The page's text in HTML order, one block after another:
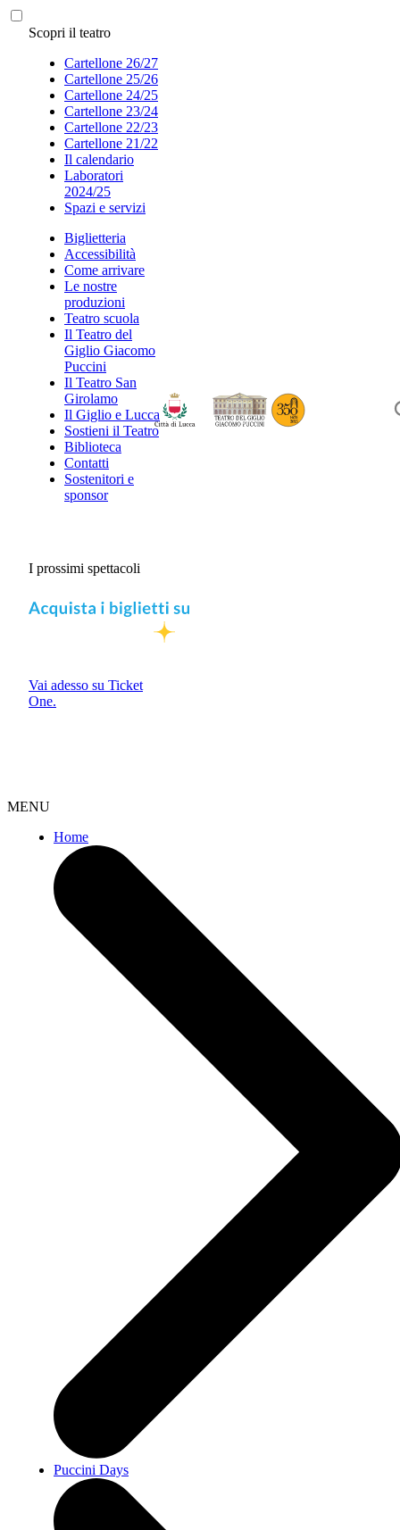
Scopri il teatro
Cartellone 26/27
Cartellone 25/26
Cartellone 24/25
Cartellone 23/24
Cartellone 22/23
Cartellone 21/22
Il calendario
Laboratori
2024/25
Spazi e servizi
Biglietteria
Accessibilità
Come arrivare
Le nostre
produzioni
Teatro scuola
Il Teatro del
Giglio Giacomo
Puccini
Il Teatro San
Girolamo
Il Giglio e Lucca
Sostieni il Teatro
Biblioteca
Contatti
Sostenitori e
sponsor
I prossimi spettacoli
Vai adesso su Ticket
One.
MENU
Home
Puccini Days